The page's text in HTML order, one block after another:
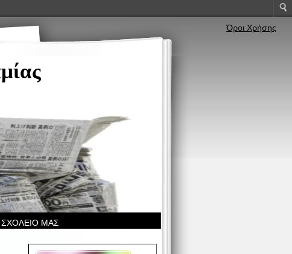
ΜΑΣ
Όροι Χρήσης